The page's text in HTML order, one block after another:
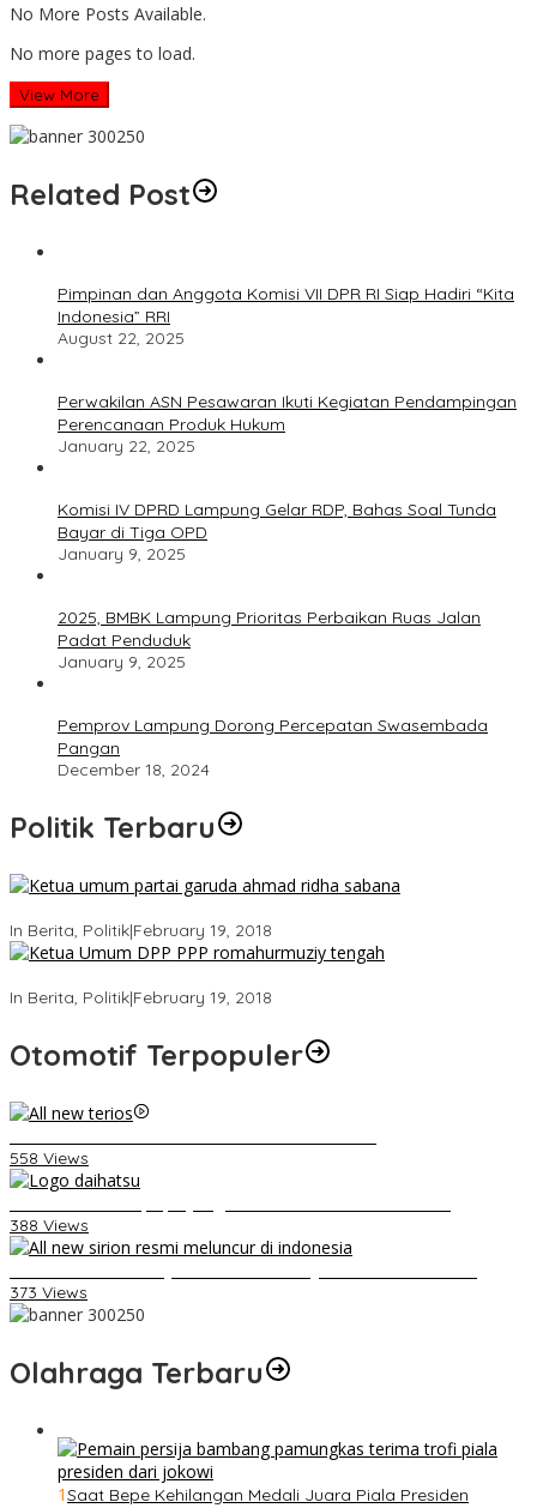
No More Posts Available.
No more pages to load.
View More
Related Post
Pimpinan dan Anggota Komisi VII DPR RI Siap Hadiri “Kita
Indonesia” RRI
August 22, 2025
Perwakilan ASN Pesawaran Ikuti Kegiatan Pendampingan
Perencanaan Produk Hukum
January 22, 2025
Komisi IV DPRD Lampung Gelar RDP, Bahas Soal Tunda
Bayar di Tiga OPD
January 9, 2025
2025, BMBK Lampung Prioritas Perbaikan Ruas Jalan
Padat Penduduk
January 9, 2025
Pemprov Lampung Dorong Percepatan Swasembada
Pangan
December 18, 2024
Politik Terbaru
In Berita, Politik|February 19, 2018
In Berita, Politik|February 19, 2018
Otomotif Terpopuler
558 Views
388 Views
373 Views
Olahraga Terbaru
1Saat Bepe Kehilangan Medali Juara Piala Presiden